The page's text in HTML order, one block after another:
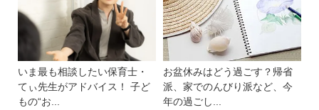
いま最も相談したい保育士・
てぃ先生がアドバイス！ 子ど
もの“お...
お盆休みはどう過ごす？帰省
派、家でのんびり派など、今
年の過ごし...